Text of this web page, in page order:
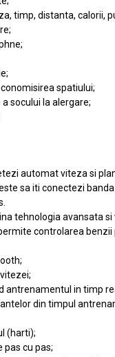
timp, distanta, calorii,
spatiului;
socului la alergare;
automat viteza si
sa iti conectezi
tehnologia avansata
controlarea
antrenamentul in timp
din timpul
(harti);
pas cu pas;